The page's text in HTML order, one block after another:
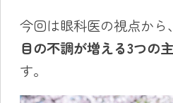
今回は眼科医の視点から、
目の不調が増える3つの
す。